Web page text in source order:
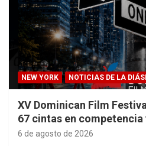
NEW YORK NOTICIAS DE LA
XV Dominican Film
67 cintas en competencia
6 de agosto de 2026